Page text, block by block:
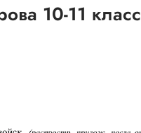
10-11 класс